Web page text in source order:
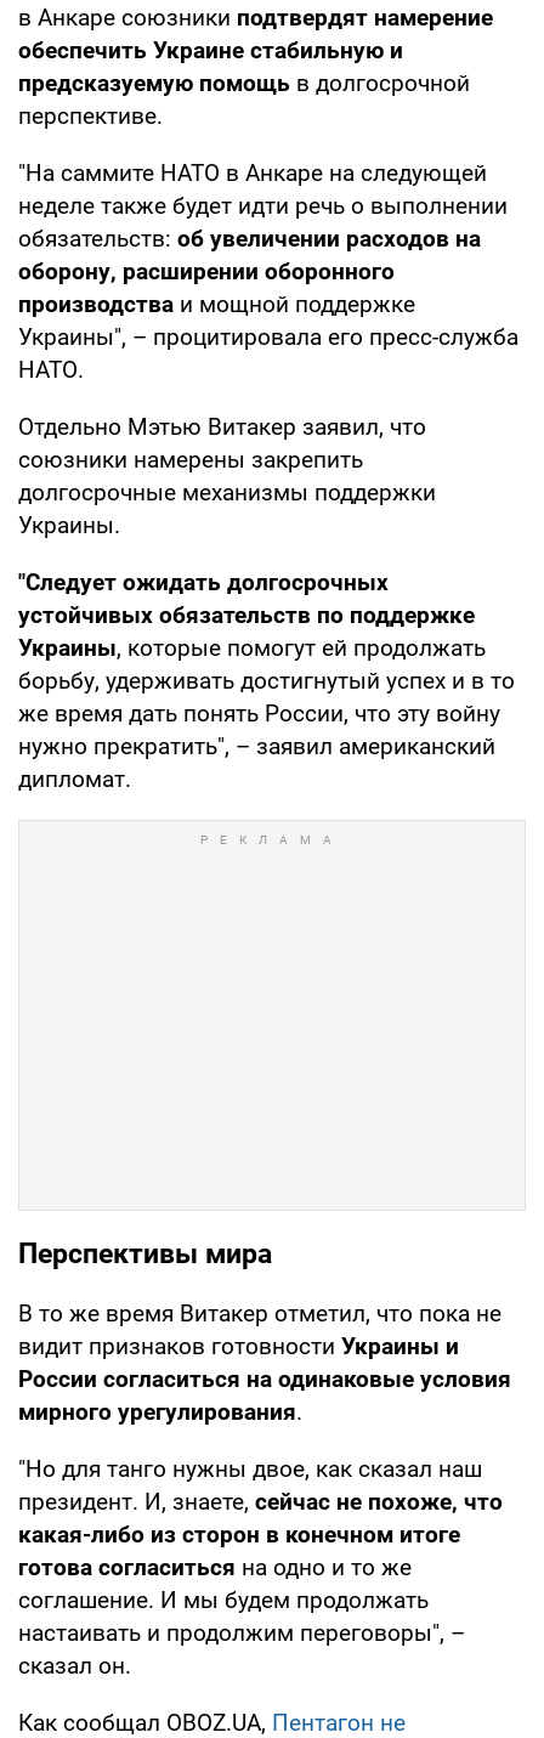
в Анкаре союзники подтвердят намерение
обеспечить Украине стабильную и
предсказуемую помощь в долгосрочной
перспективе.
"На саммите НАТО в Анкаре на следующей
неделе также будет идти речь о выполнении
обязательств: об увеличении расходов на
оборону, расширении оборонного
производства и мощной поддержке
Украины", – процитировала его пресс-служба
НАТО.
Отдельно Мэтью Витакер заявил, что
союзники намерены закрепить
долгосрочные механизмы поддержки
Украины.
"Следует ожидать долгосрочных
устойчивых обязательств по поддержке
Украины, которые помогут ей продолжать
борьбу, удерживать достигнутый успех и в то
же время дать понять России, что эту войну
нужно прекратить", – заявил американский
дипломат.
Перспективы мира
В то же время Витакер отметил, что пока не
видит признаков готовности Украины и
России согласиться на одинаковые условия
мирного урегулирования.
"Но для танго нужны двое, как сказал наш
президент. И, знаете, сейчас не похоже, что
какая-либо из сторон в конечном итоге
готова согласиться на одно и то же
соглашение. И мы будем продолжать
настаивать и продолжим переговоры", –
сказал он.
Как сообщал OBOZ.UA, Пентагон не